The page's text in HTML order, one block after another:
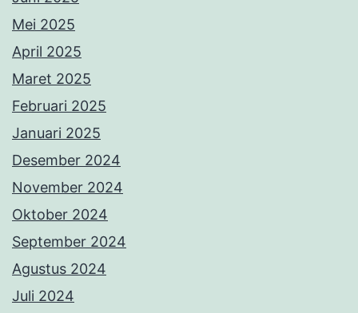
Mei 2025
April 2025
Maret 2025
Februari 2025
Januari 2025
Desember 2024
November 2024
Oktober 2024
September 2024
Agustus 2024
Juli 2024